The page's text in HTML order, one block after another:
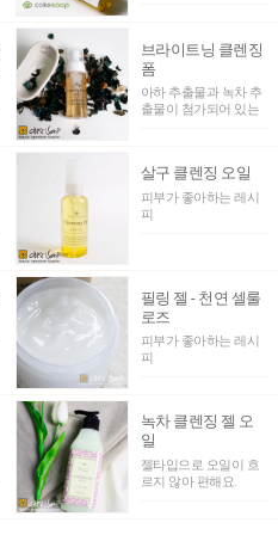
브라이트닝 클렌징
폼
아하 추출물과 녹차 추
출물이 첨가되어 있는
살구 클렌징 오일
피부가 좋아하는 레시
피
필링 젤 - 천연 셀룰
로즈
피부가 좋아하는 레시
피
녹차 클렌징 젤 오
일
젤타입으로 오일이 흐
르지 않아 편해요.